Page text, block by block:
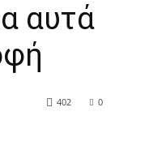
αυτά
0
402